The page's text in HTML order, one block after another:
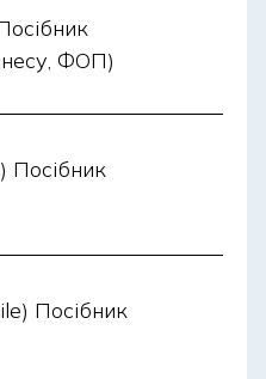
ФОП)
Посібник
Посібник